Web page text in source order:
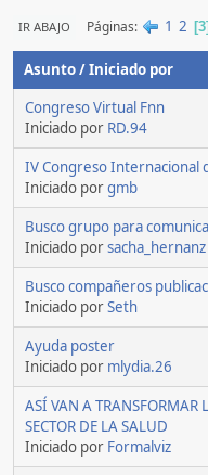
IR ABAJO Páginas 1 2 3
Asunto/Iniciado por
Congreso Virtual Fnn
Iniciado por RD.94
IV Congreso Internacional
Iniciado porgmb
Busco grupo para
Iniciado porsacha_hernanz
Busco compañeros
Iniciado porSeth
Ayuda poster
Iniciado por mlydia.26
ASÍ VAN A TRANSFORMAR
SECTOR DE LA SALUD
Iniciado por Formalviz